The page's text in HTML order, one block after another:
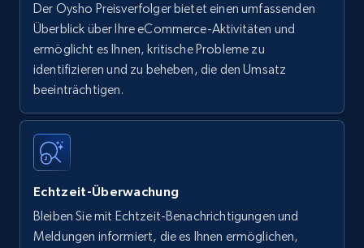
Der Oysho Preisverfolger bietet einen umfassenden
Überblick über Ihre eCommerce-Aktivitäten und
ermöglicht es Ihnen, kritische Probleme zu
identifizieren und zu beheben, die den Umsatz
beeinträchtigen.
Echtzeit-Überwachung
Bleiben Sie mit Echtzeit-Benachrichtigungen und
Meldungen informiert, die es Ihnen ermöglichen,